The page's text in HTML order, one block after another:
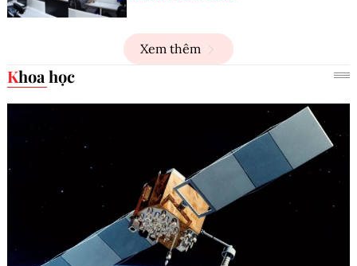
Xem thêm
Khoa học